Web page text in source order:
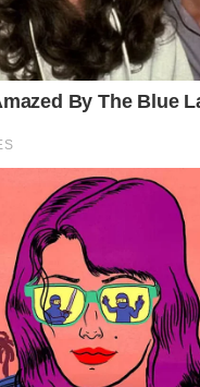
നല്‍കിയിരുന്നു.
മിസൈലുകള്‍
അംഗീകരിക്കാത്ത
എടുത്ത
ചൈനയെ
ആദ്യമായി
നയങ്ങളൊന്നും
ദ്വീപ്